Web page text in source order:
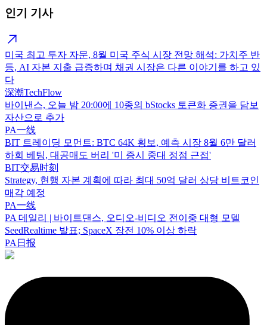
인기 기사
미국 최고 투자 자문, 8월 미국 주식 시장 전망 해석: 가치주 반
등, AI 자본 지출 급증하며 채권 시장은 다른 이야기를 하고 있
다
深潮TechFlow
바이낸스, 오늘 밤 20:00에 10종의 bStocks 토큰화 증권을 담보
자산으로 추가
PA一线
BIT 트레이딩 모먼트: BTC 64K 횡보, 예측 시장 8월 6만 달러
하회 베팅, 대공매도 버리 '미 증시 중대 정점 근접'
BIT交易时刻
Strategy, 현행 자본 계획에 따라 최대 50억 달러 상당 비트코인
매각 예정
PA一线
PA 데일리 | 바이트댄스, 오디오-비디오 전이중 대형 모델
SeedRealtime 발표; SpaceX 장전 10% 이상 하락
PA日报